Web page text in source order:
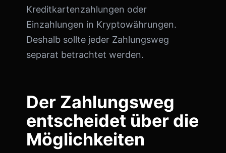
Kreditkartenzahlungen oder
Einzahlungen in Kryptowährungen.
Deshalb sollte jeder Zahlungsweg
separat betrachtet werden.
Der Zahlungsweg
entscheidet über die
Möglichkeiten